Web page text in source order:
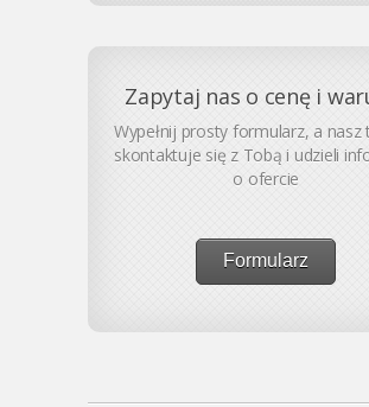
Zapytaj nas o cenę i
Wypełnij prosty formularz, a nasz
skontaktuje się z Tobą i udzieli
o ofercie
Formularz